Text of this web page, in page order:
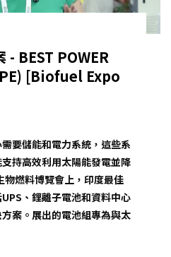
- BEST POWER
[Biofuel Expo
要儲能和電力系統，這些系
持高效利用太陽能發電並降
燃料博覽會上，印度最佳
、鋰離子電池和資料中心
案。展出的電池組專為與太